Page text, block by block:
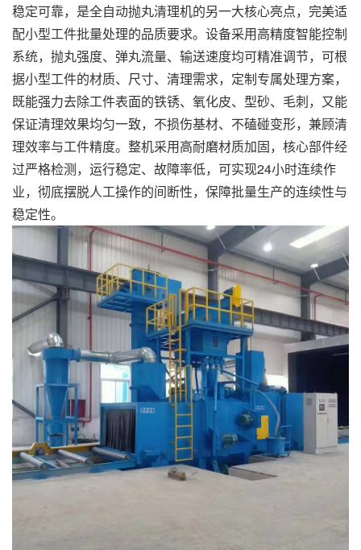
稳定可靠，是全自动抛丸清理机的另一大核心亮点，完美适
配小型工件批量处理的品质要求。设备采用高精度智能控制
系统，抛丸强度、弹丸流量、输送速度均可精准调节，可根
据小型工件的材质、尺寸、清理需求，定制专属处理方案，
既能强力去除工件表面的铁锈、氧化皮、型砂、毛刺，又能
保证清理效果均匀一致，不损伤基材、不磕碰变形，兼顾清
理效率与工件精度。整机采用高耐磨材质加固，核心部件经
过严格检测，运行稳定、故障率低，可实现24小时连续作
业，彻底摆脱人工操作的间断性，保障批量生产的连续性与
稳定性。